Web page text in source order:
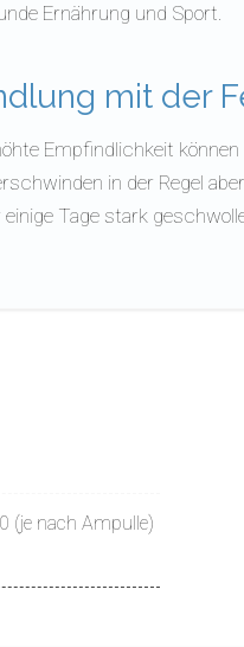
Ernährung und Sport.
mit der
Empfindlichkeit
in der Regel
Tage stark
(je nach Ampulle)